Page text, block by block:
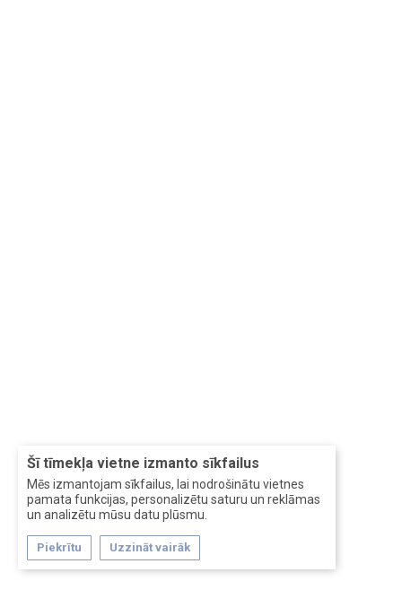
Šī tīmekļa vietne izmanto sīkfailus
Mēs izmantojam sīkfailus, lai nodrošinātu vietnes
pamata funkcijas, personalizētu saturu un reklāmas
un analizētu mūsu datu plūsmu.
Piekrītu Uzzināt vairāk